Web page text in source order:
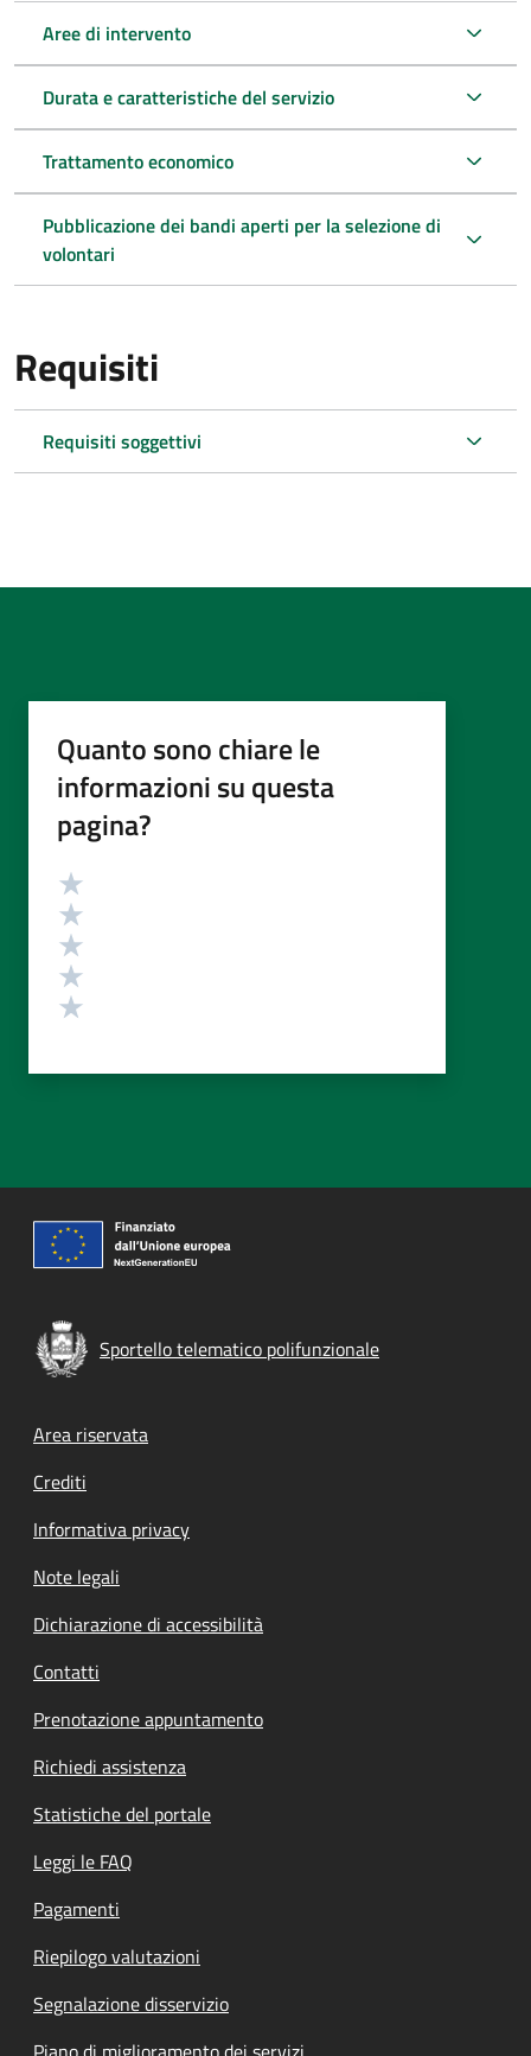
Aree di intervento
Durata e caratteristiche del servizio
Trattamento economico
Pubblicazione dei bandi aperti per la selezione di
volontari
Requisiti
Requisiti soggettivi
Quanto sono chiare le
informazioni su questa
pagina?
Valutazione
Sportello telematico polifunzionale
Footer menu
Area riservata
Crediti
Informativa privacy
Note legali
Dichiarazione di accessibilità
Contatti
Prenotazione appuntamento
Richiedi assistenza
Statistiche del portale
Leggi le FAQ
Pagamenti
Riepilogo valutazioni
Segnalazione disservizio